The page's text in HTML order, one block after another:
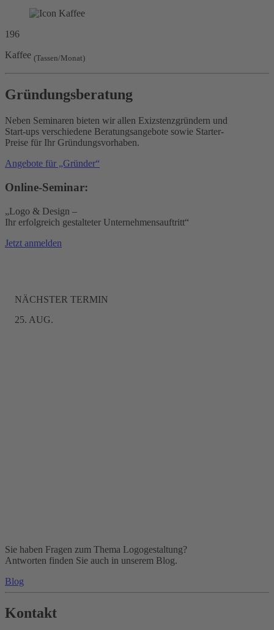
196
Kaffee (Tassen/Monat)
Gründungsberatung
Neben Seminaren bieten wir allen Exizstenzgründern und
Start-ups verschiedene Beratungsangebote sowie Starter-
Preise für Ihr Gründungsvorhaben.
Angebote für „Gründer“
Online-Seminar:
„Logo & Design –
Ihr erfolgreich gestalteter Unternehmensauftritt“
Jetzt anmelden
NÄCHSTER TERMIN
25. AUG.
Sie haben Fragen zum Thema Logogestaltung?
Antworten finden Sie auch in unserem Blog.
Blog
Kontakt